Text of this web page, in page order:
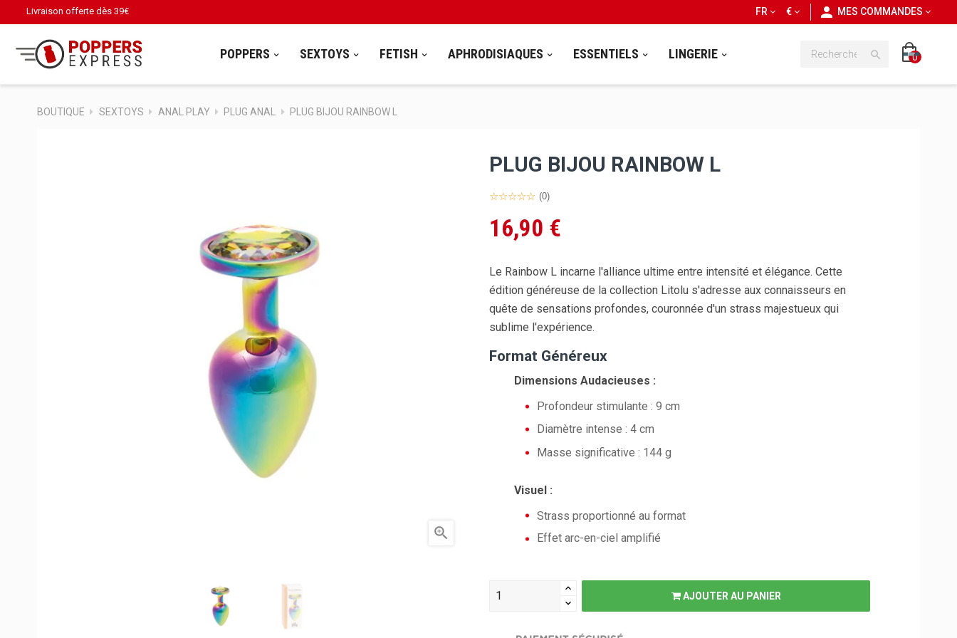
Livraison offerte dès 39€ personnMES COMMANDES
€
FR
POPPERS SEXTOYS FETISH APHRODISIAQUES ESSENTIELS LINGERIE  0
BOUTIQUE SEXTOYS ANAL PLAY PLUG ANAL PLUG BIJOU RAINBOW L

PLUG BIJOU RAINBOW L
(0)
16,90 €
Le Rainbow L incarne l'alliance ultime entre intensité et élégance. Cette
édition généreuse de la collection Litolu s'adresse aux connaisseurs en
quête de sensations profondes, couronnée d'un strass majestueux qui
sublime l'expérience.
Format Généreux
Dimensions Audacieuses :
Profondeur stimulante : 9 cm
Diamètre intense : 4 cm
Masse significative : 144 g
Visuel :
Strass proportionné au format
Effet arc-en-ciel amplifié
AJOUTER AU PANIER